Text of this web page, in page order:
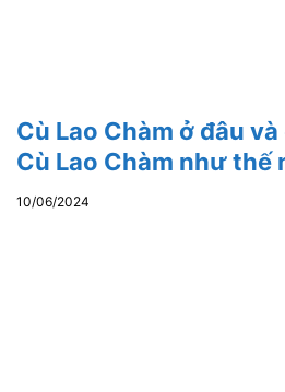
Cù Lao Chàm ở đâu
Cù Lao Chàm như thế
10/06/2024